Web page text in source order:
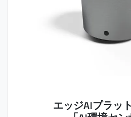
エッジAIプラッ